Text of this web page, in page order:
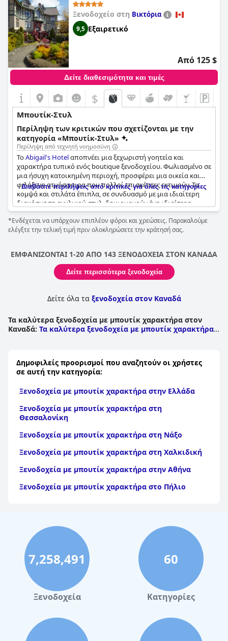
Ξενοδοχείο στη Βικτόρια
9,5 Εξαιρετικό
Από 125 $
Δείτε διαθεσιμότητα και τιμές
$
Μπουτίκ-Στυλ
Περίληψη των κριτικών που σχετίζονται με την
κατηγορία «Μπουτίκ-Στυλ»
Περίληψη από τεχνητή νοημοσύνη
ΤοAbigail's Hotelαποπνέει μια ξεχωριστή γοητεία και
χαρακτήρα τυπικό ενός boutique ξενοδοχείου. Φωλιασμένο σε
μια ήσυχη κατοικημένη περιοχή, προσφέρει μια οικεία και
φιλόξενη ατμόσφαιρα που πολλοί επισκέπτες εκτιμούν. Τα
κομψά και στιλάτα έπιπλα, σε συνδυασμό με μια ιδιαίτερη
διακόσμηση αγγλικού στυλ, δημιουργούν ένα ιδιαίτερα
φιλόξενο περιβάλλον. Αυτό το όμορφο και γραφικό κατάλυμα
τονίζεται από την εξαιρετική προσοχή στη λεπτομέρεια τόσο
στα δωμάτια όσο και σε ολόκληρο το ακίνητο.
εξυπηρέτηση, η οποία ενισχύει σημαντικά τη διαμονή.
Περιγραφές όπως "υπέροχο μέρος για διαμονή", "ένα από τα
καλύτερα μέρη που έχουμε μείνει ποτέ" και "πραγματική
επίπεδο ικανοποίησης μεταξύ των επισκεπτών. Με τη
γραφικότητα και την εξατομικευμένη εξυπηρέτησή του, το
προορισμός, προσφέροντας ένα ήσυχο καταφύγιο
εμπλουτισμένο με χαρακτήρα.
Διαβάστε περιλήψεις από κριτικές για όλες τις κατηγορίες
*Ενδέχεται να υπάρχουν επιπλέον φόροι και χρεώσεις. Παρακαλούμε
ελέγξτε την τελική τιμή πριν ολοκληρώσετε την κράτησή σας.
ΕΜΦΑΝΙΖΟΝΤΑΙ 1-20 ΑΠΟ 143 ΞΕΝΟΔΟΧΕΙΑ ΣΤΟΝ ΚΑΝΑΔΑ
Δείτε περισσότερα ξενοδοχεία
Δείτε όλα τα ξενοδοχεία στον Καναδά
Τα καλύτερα ξενοδοχεία με μπουτίκ χαρακτήρα στον
Καναδά: Τα καλύτερα ξενοδοχεία με μπουτίκ χαρακτήρα
καλύτερα ξενοδοχεία με μπουτίκ χαρακτήρα στη Νέα
Σκωτία | Τα καλύτερα ξενοδοχεία με μπουτίκ
μπουτίκ χαρακτήρα σε Prince Edward Island
| Τα
Μπράνσγουικ | Τα καλύτερα ξενοδοχεία με μπουτίκ
χαρακτήρα στη Νέα Γη και Λαμπραντόρ
Δημοφιλείς προορισμοί που αναζητούν οι χρήστες
σε αυτή την κατηγορία:
Ξενοδοχεία με μπουτίκ χαρακτήρα στην Ελλάδα
Ξενοδοχεία με μπουτίκ χαρακτήρα στη
Θεσσαλονίκη
Ξενοδοχεία με μπουτίκ χαρακτήρα στη Νάξο
Ξενοδοχεία με μπουτίκ χαρακτήρα στη Χαλκιδική
Ξενοδοχεία με μπουτίκ χαρακτήρα στην Αθήνα
Ξενοδοχεία με μπουτίκ χαρακτήρα στο Πήλιο
7,258,491
Ξενοδοχεία
60
Κατηγορίες